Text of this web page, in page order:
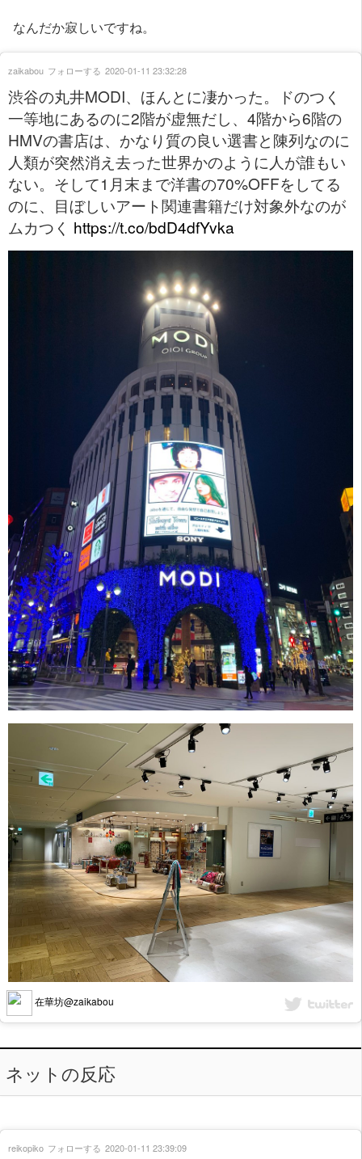
なんだか寂しいですね。
渋谷の丸井MODI、ほんとに凄かった。ドのつく
一等地にあるのに2階が虚無だし、4階から6階の
HMVの書店は、かなり質の良い選書と陳列なのに
人類が突然消え去った世界かのように人が誰もい
ない。そして1月末まで洋書の70%OFFをしてる
のに、目ぼしいアート関連書籍だけ対象外なのが
ムカつく https://t.co/bdD4dfYvka
在華坊@zaikabou
zaikabou フォローする 2020-01-11 23:32:28
ネットの反応
reikopiko フォローする 2020-01-11 23:39:09